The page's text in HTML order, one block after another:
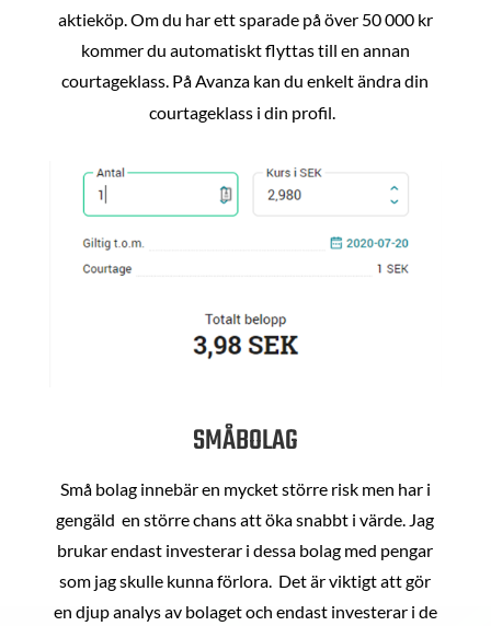
aktieköp. Om du har ett sparade på över 50 000 kr
kommer du automatiskt flyttas till en annan
courtageklass. På Avanza kan du enkelt ändra din
courtageklass i din profil.
SMÅBOLAG
Små bolag innebär en mycket större risk men har i
gengäld en större chans att öka snabbt i värde. Jag
brukar endast investerar i dessa bolag med pengar
som jag skulle kunna förlora. Det är viktigt att gör
en djup analys av bolaget och endast investerar i de